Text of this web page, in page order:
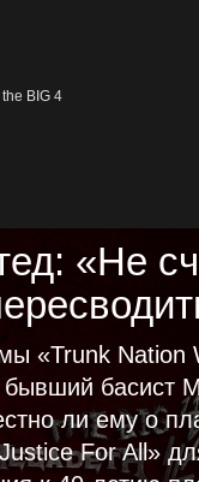
BIG 4
«Не
«Trunk Nation
бывший басист
ли ему о
For All»